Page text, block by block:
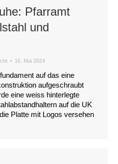
Pfarramt
und
16. Mai 2024
auf das eine
aufgeschraubt
eine weiss hinterlegte
auf die UK
Platte mit Logos versehen